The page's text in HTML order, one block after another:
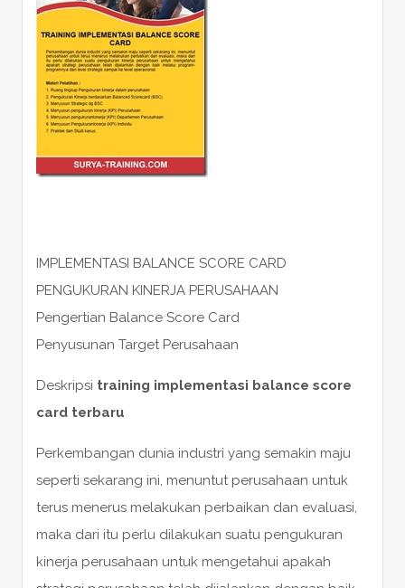
IMPLEMENTASI BALANCE SCORE CARD
PENGUKURAN KINERJA PERUSAHAAN
Pengertian Balance Score Card
Penyusunan Target Perusahaan
Deskripsi training implementasi balance score
card terbaru
Perkembangan dunia industri yang semakin maju
seperti sekarang ini, menuntut perusahaan untuk
terus menerus melakukan perbaikan dan evaluasi,
maka dari itu perlu dilakukan suatu pengukuran
kinerja perusahaan untuk mengetahui apakah